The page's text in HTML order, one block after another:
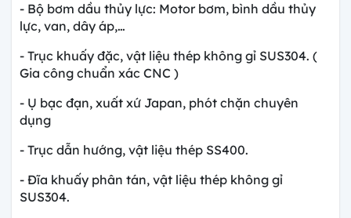
- Bộ bơm dầu thủy lực: Motor bơm, bình dầu thủy
lực, van, dây áp,…
- Trục khuấy đặc, vật liệu thép không gỉ SUS304. (
Gia công chuẩn xác CNC )
- Ụ bạc đạn, xuất xứ Japan, phót chặn chuyên
dụng
- Trục dẫn hướng, vật liệu thép SS400.
- Đĩa khuấy phân tán, vật liệu thép không gỉ
SUS304.